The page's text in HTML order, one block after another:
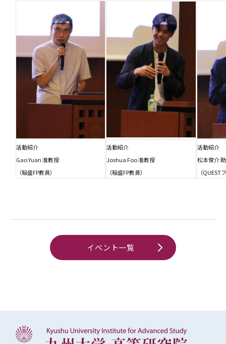
活動紹介
Gao Yuan 准教授
（稲盛FP教員）
活動紹介
Joshua Foo 准教授
（稲盛FP教員）
活動紹介
松本俊介
（QUEST
イベント一覧